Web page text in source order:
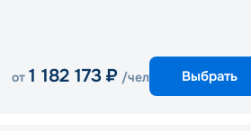
от 1 182 173 ₽ /чел Выбрать